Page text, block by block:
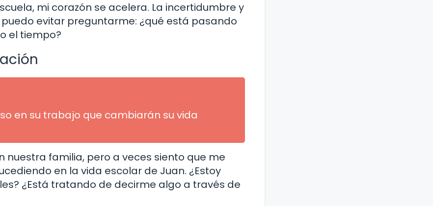
mi corazón se acelera. La incertidumbre y
evitar preguntarme: ¿qué está pasando
el tiempo?
en su trabajo que cambiarán su vida
nuestra familia, pero a veces siento que me
en la vida escolar de Juan. ¿Estoy
¿Está tratando de decirme algo a través de